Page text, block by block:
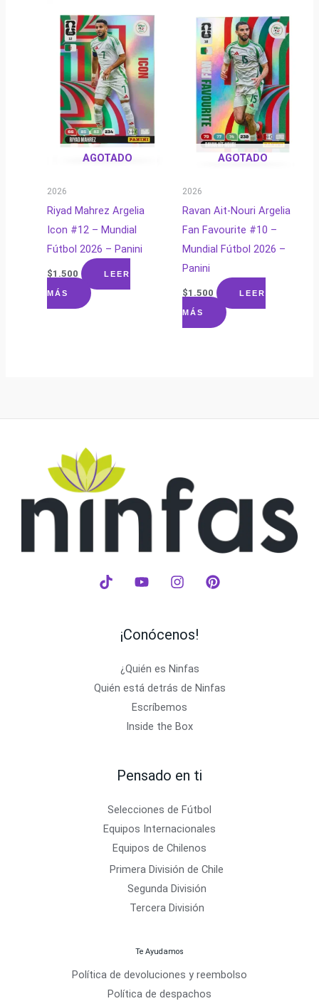
AGOTADO
2026
Riyad Mahrez Argelia
Icon #12 – Mundial
Fútbol 2026 – Panini
$1.500 LEER
MÁS
AGOTADO
2026
Ravan Ait-Nouri Argelia
Fan Favourite #10 –
Mundial Fútbol 2026 –
Panini
$1.500 LEER
MÁS
¡Conócenos!
¿Quién es Ninfas
Quién está detrás de Ninfas
Escríbemos
Inside the Box
Pensado en ti
Selecciones de Fútbol
Equipos Internacionales
Equipos de Chilenos
Primera División de Chile
Segunda División
Tercera División
Te Ayudamos
Política de devoluciones y reembolso
Política de despachos